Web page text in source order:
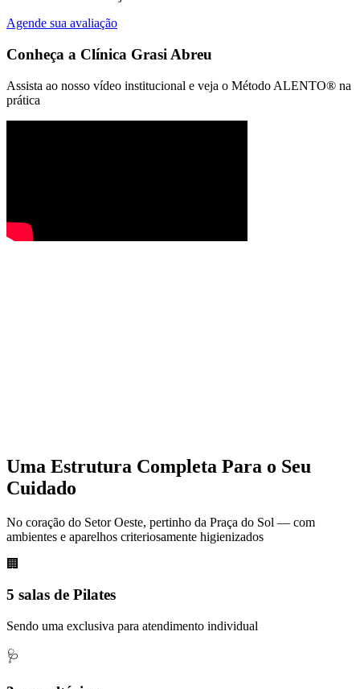
Agende sua avaliação
Conheça a Clínica Grasi Abreu
Assista ao nosso vídeo institucional e veja o Método ALENTO® na
prática
Uma Estrutura Completa Para o Seu
Cuidado
No coração do Setor Oeste, pertinho da Praça do Sol — com
ambientes e aparelhos criteriosamente higienizados
🏢
5 salas de Pilates
Sendo uma exclusiva para atendimento individual
🩺